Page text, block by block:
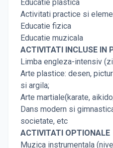
Educatie plastica
Activitati practice si
Educatie fizica
Educatie muzicala
ACTIVITATI INCLUSE IN
Limba engleza-intensiv
Arte plastice: desen,
si argila;
Arte martiale(karate,
Dans modern si
societate, etc
ACTIVITATI OPTIONALE
Muzica instrumentala